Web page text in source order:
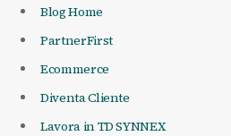
Blog Home
PartnerFirst
Ecommerce
Diventa Cliente
Lavora in TD SYNNEX